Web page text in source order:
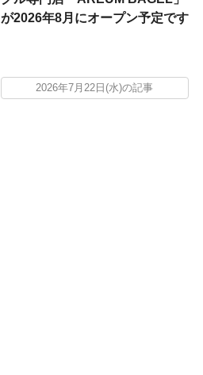
が2026年8月にオープン予定です
2026年7月22日(水)の記事